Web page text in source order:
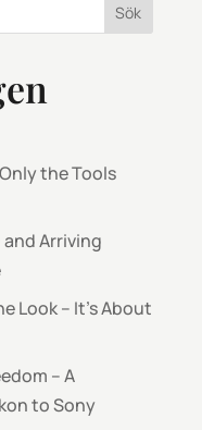
Sök
the Tools
Arriving
Look – It’s About
– A
to Sony